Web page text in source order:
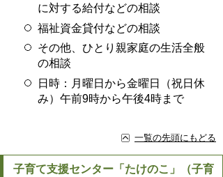
に対する給付などの相談
福祉資金貸付などの相談
その他、ひとり親家庭の生活全般
の相談
日時：月曜日から金曜日（祝日休
み）午前9時から午後4時まで
一覧の先頭にもどる
子育て支援センター「たけのこ」（子育